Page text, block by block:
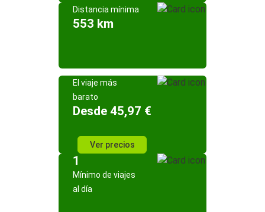
Distancia mínima
553 km
El viaje más
barato
Desde 45,97 €
Ver precios
1
Mínimo de viajes
al día